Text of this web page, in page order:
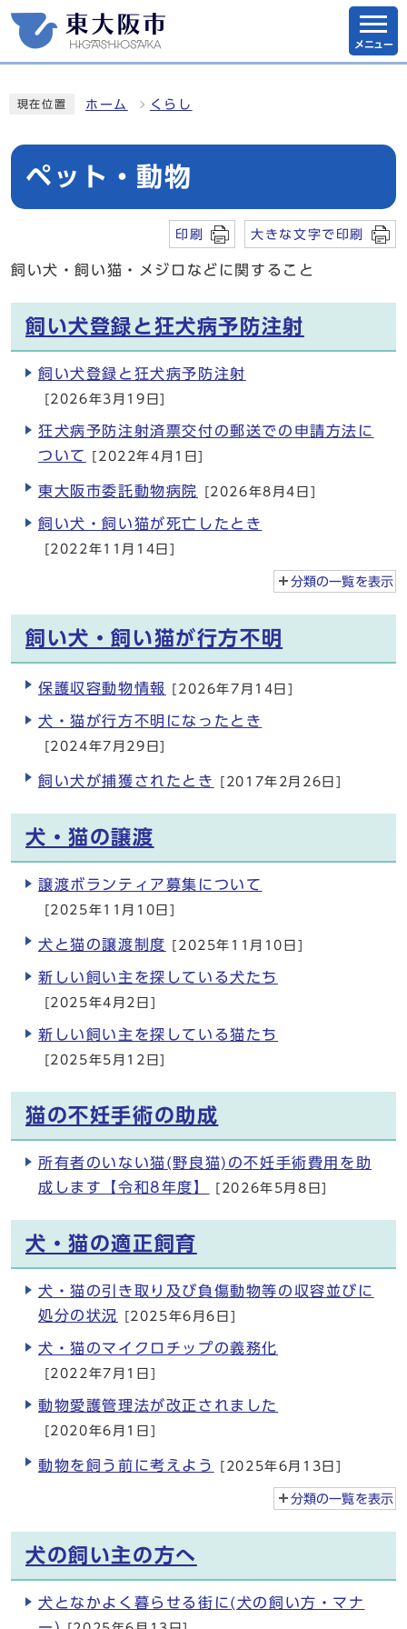
メニュー
現在位置 ホーム くらし
ペット・動物
印刷 大きな文字で印刷
飼い犬・飼い猫・メジロなどに関すること
飼い犬登録と狂犬病予防注射
飼い犬登録と狂犬病予防注射
[2026年3月19日]
狂犬病予防注射済票交付の郵送での申請方法に
ついて
[2022年4月1日]
東大阪市委託動物病院 [2026年8月4日]
飼い犬・飼い猫が死亡したとき
[2022年11月14日]
分類の一覧を表示
飼い犬・飼い猫が行方不明
保護収容動物情報 [2026年7月14日]
犬・猫が行方不明になったとき
[2024年7月29日]
飼い犬が捕獲されたとき [2017年2月26日]
犬・猫の譲渡
譲渡ボランティア募集について
[2025年11月10日]
犬と猫の譲渡制度 [2025年11月10日]
新しい飼い主を探している犬たち
[2025年4月2日]
新しい飼い主を探している猫たち
[2025年5月12日]
猫の不妊手術の助成
所有者のいない猫(野良猫)の不妊手術費用を助
成します【令和8年度】
[2026年5月8日]
犬・猫の適正飼育
犬・猫の引き取り及び負傷動物等の収容並びに
処分の状況
[2025年6月6日]
犬・猫のマイクロチップの義務化
[2022年7月1日]
動物愛護管理法が改正されました
[2020年6月1日]
動物を飼う前に考えよう [2025年6月13日]
分類の一覧を表示
犬の飼い主の方へ
犬となかよく暮らせる街に(犬の飼い方・マナ